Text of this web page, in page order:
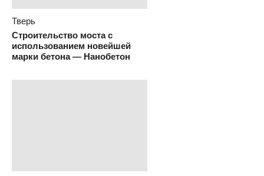
Тверь
Строительство моста с
использованием новейшей
марки бетона — Нанобетон